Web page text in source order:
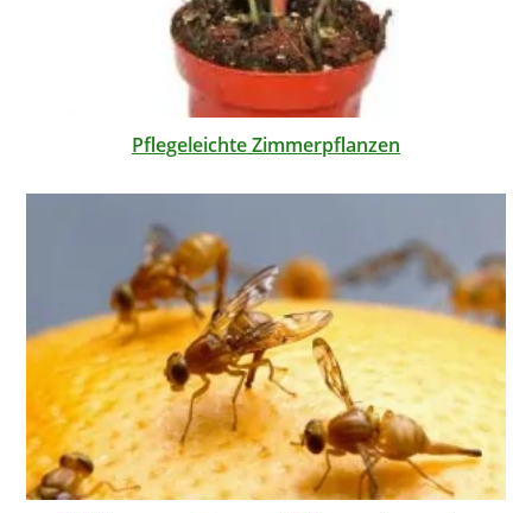
Pflegeleichte Zimmerpflanzen